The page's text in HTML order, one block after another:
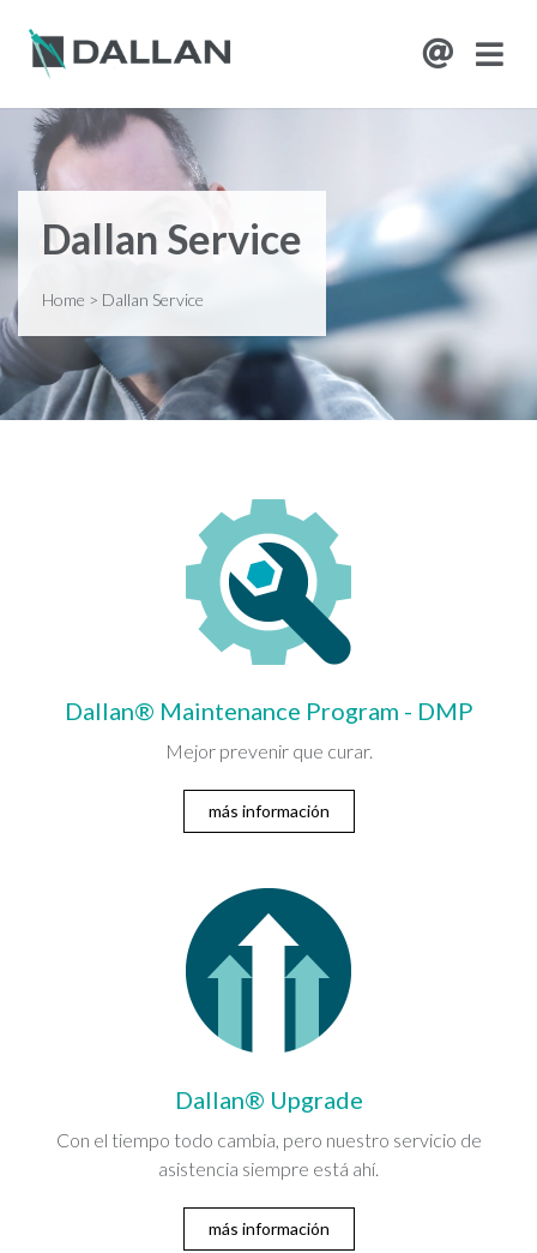
Dallan Service
Home > Dallan Service
Dallan® Maintenance Program - DMP
Mejor prevenir que curar.
más información
Dallan® Upgrade
Con el tiempo todo cambia, pero nuestro servicio de
asistencia siempre está ahí.
más información